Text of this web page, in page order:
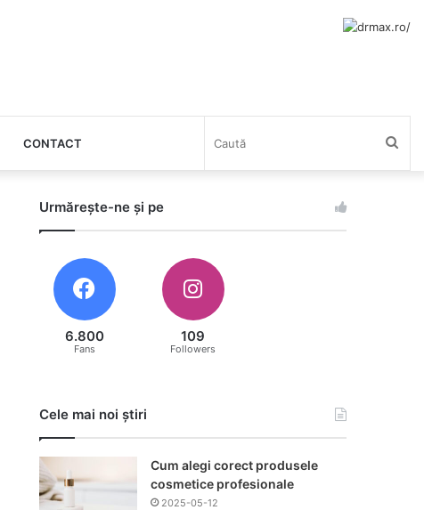
CONTACT
Urmărește-ne și pe
6.800
Fans
109
Followers
Cele mai noi știri
Cum alegi corect produsele
cosmetice profesionale
2025-05-12